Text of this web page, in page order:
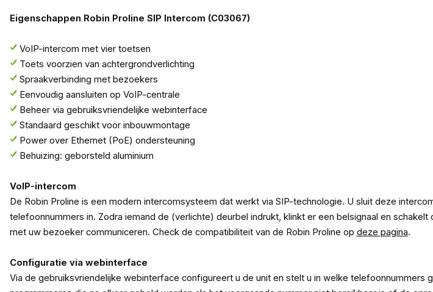
Eigenschappen Robin Proline SIP Intercom (C03067)
VoIP-intercom met vier toetsen
Toets voorzien van achtergrondverlichting
Spraakverbinding met bezoekers
Eenvoudig aansluiten op VoIP-centrale
Beheer via gebruiksvriendelijke webinterface
Standaard geschikt voor inbouwmontage
Power over Ethernet (PoE) ondersteuning
Behuizing: geborsteld aluminium
VoIP-intercom
De Robin Proline is een modern intercomsysteem dat werkt via SIP-technologie. U sluit deze
telefoonnummers in. Zodra iemand de (verlichte) deurbel indrukt, klinkt er een belsignaal en
met uw bezoeker communiceren. Check de compatibiliteit van de Robin Proline op deze pagina.
Configuratie via webinterface
Via de gebruiksvriendelijke webinterface configureert u de unit en stelt u in welke